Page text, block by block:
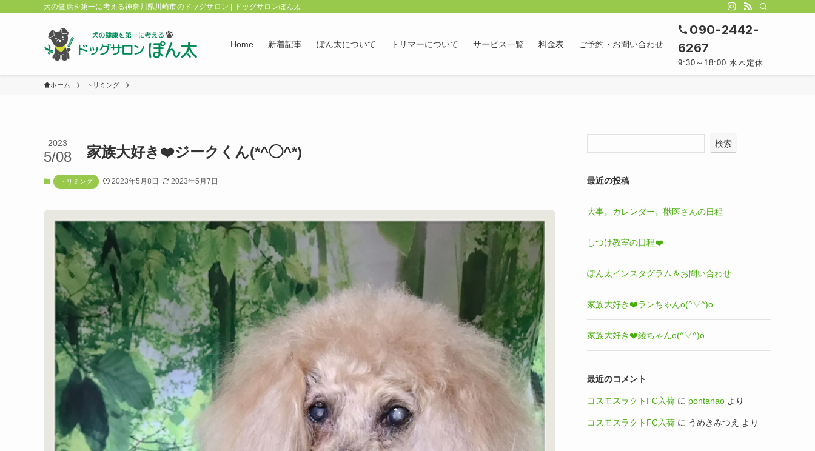
犬の健康を第一に考える神奈川県川崎市のドッグサロン | ドッグサロンぽん太
Home 新着記事 ぽん太について トリマーについて サービス一覧 料金表 ご予約・お問い合わせ
090-2442-
6267
9:30～18:00 水木定休
ホーム トリミング
家族大好き❤️ジークくん(*^◯^*)
2023
5/08
トリミング 2023年5月8日 2023年5月7日
検索
最近の投稿
大事。カレンダー。獣医さんの日程
しつけ教室の日程❤️
ぽん太インスタグラム＆お問い合わせ
家族大好き❤️ランちゃんo(^▽^)o
家族大好き❤️綾ちゃんo(^▽^)o
最近のコメント
コスモスラクトFC入荷 に pontanao より
コスモスラクトFC入荷 に うめきみつえ より